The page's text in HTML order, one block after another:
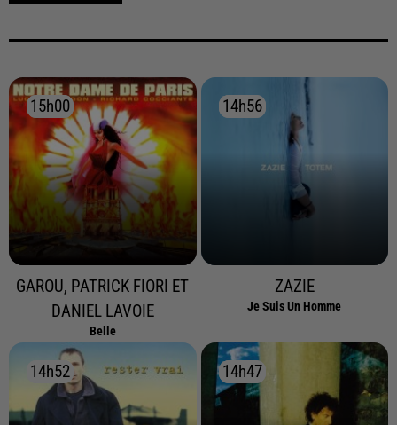
15h00
15h00
GAROU, PATRICK FIORI ET
DANIEL LAVOIE
Belle
14h56
14h56
ZAZIE
Je Suis Un Homme
14h52
14h52 14h47
14h47